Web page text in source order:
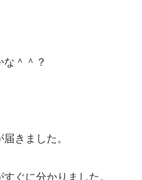
＾＾？
きました。
ぐに分かりました。